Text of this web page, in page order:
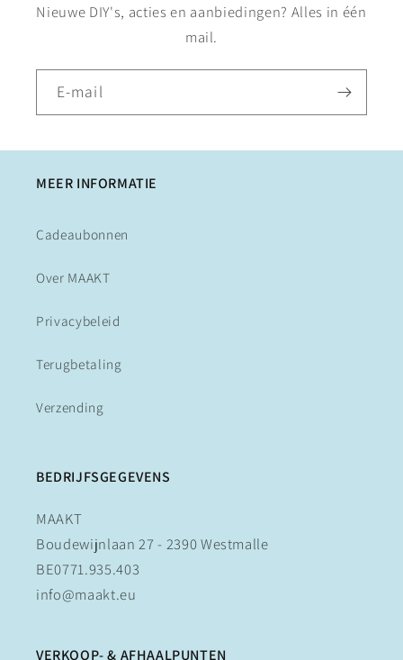
Nieuwe DIY's, acties en aanbiedingen? Alles in één
mail.
E‑mail
MEER INFORMATIE
Cadeaubonnen
Over MAAKT
Privacybeleid
Terugbetaling
Verzending
BEDRIJFSGEGEVENS
MAAKT
Boudewijnlaan 27 - 2390 Westmalle
BE0771.935.403
info@maakt.eu
VERKOOP- & AFHAALPUNTEN